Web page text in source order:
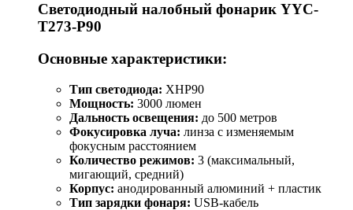
Светодиодный налобный фонарик YYC-
T273-P90
Основные характеристики:
Тип светодиода: XHP90
Мощность: 3000 люмен
Дальность освещения: до 500 метров
Фокусировка луча: линза с изменяемым
фокусным расстоянием
Количество режимов: 3 (максимальный,
мигающий, средний)
Корпус: анодированный алюминий + пластик
Тип зарядки фонаря: USB-кабель